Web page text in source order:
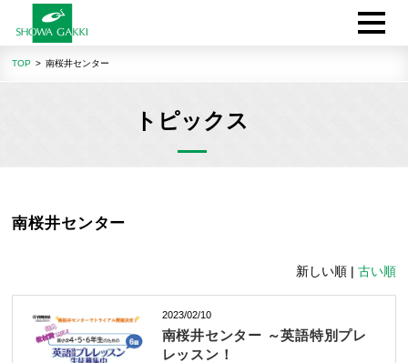
TOP 南桜井センター
トピックス
南桜井センター
新しい順 | 古い順
2023/02/10
南桜井センター ～英語特別プレ
レッスン！